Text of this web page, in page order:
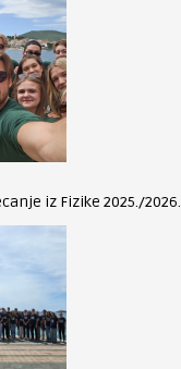
iz Fizike 2025./2026.